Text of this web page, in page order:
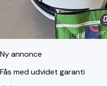
Ny annonce
Fås med udvidet garanti